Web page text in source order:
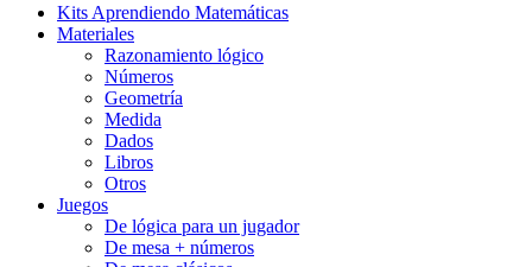
Kits Aprendiendo Matemáticas
Materiales
Razonamiento lógico
Números
Geometría
Medida
Dados
Libros
Otros
Juegos
De lógica para un jugador
De mesa + números